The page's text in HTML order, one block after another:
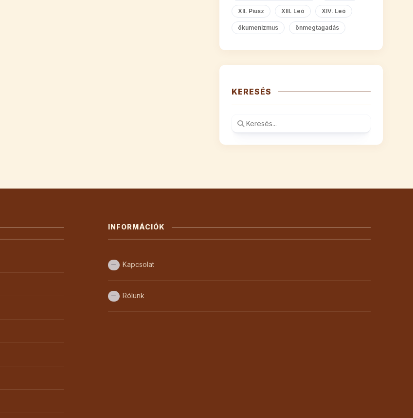
XII. Piusz XIII. Leó XIV. Leó
ökumenizmus önmegtagadás
KERESÉS
INFORMÁCIÓK
Kapcsolat
Rólunk